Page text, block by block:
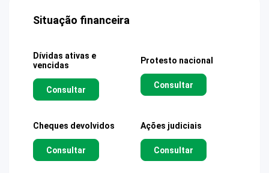
Situação financeira
Dívidas ativas e
vencidas
Consultar
Protesto nacional
Consultar
Cheques devolvidos
Consultar
Ações judiciais
Consultar